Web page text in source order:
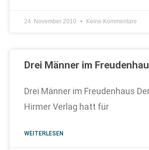
24. November 2010 Keine Kommentare
Drei Männer im
Drei Männer im Freudenhaus
Hirmer Verlag hatt für
WEITERLESEN